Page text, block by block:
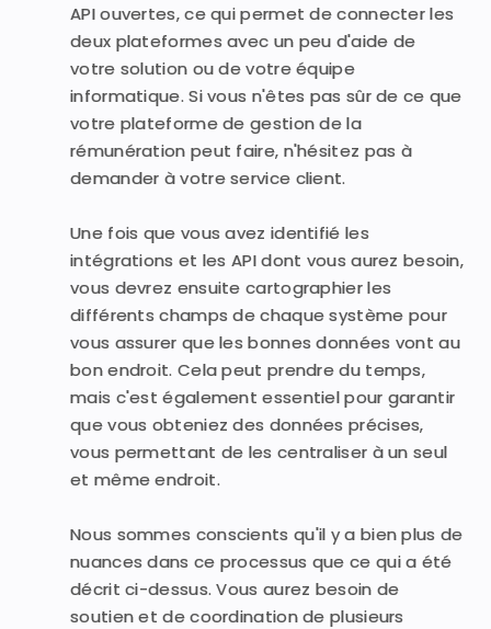
API ouvertes, ce qui permet de connecter les
deux plateformes avec un peu d'aide de
votre solution ou de votre équipe
informatique. Si vous n'êtes pas sûr de ce que
votre plateforme de gestion de la
rémunération peut faire, n'hésitez pas à
demander à votre service client.
Une fois que vous avez identifié les
intégrations et les API dont vous aurez besoin,
vous devrez ensuite cartographier les
différents champs de chaque système pour
vous assurer que les bonnes données vont au
bon endroit. Cela peut prendre du temps,
mais c'est également essentiel pour garantir
que vous obteniez des données précises,
vous permettant de les centraliser à un seul
et même endroit.
Nous sommes conscients qu'il y a bien plus de
nuances dans ce processus que ce qui a été
décrit ci-dessus. Vous aurez besoin de
soutien et de coordination de plusieurs